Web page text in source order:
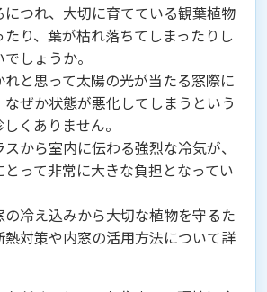
つれ、大切に育てている観葉植物
り、葉が枯れ落ちてしまったりし
しょうか。
と思って太陽の光が当たる窓際に
ぜか状態が悪化してしまうという
くありません。
から室内に伝わる強烈な冷気が、
って非常に大きな負担となってい
の冷え込みから大切な植物を守るた
対策や内窓の活用方法について詳